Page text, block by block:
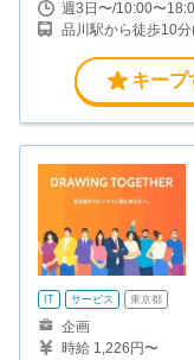
週3日〜/10:00〜
品川駅から徒歩10
線）
キープ
IT サービス 東京都
企画
時給 1,226円〜